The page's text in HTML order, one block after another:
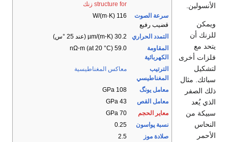
structure for زنك
سرعة الصوت
قضيب رفيع
116 W/(m·K)
التمدد الحراري
30.2 µm/(m⋅K) (عند 25 °س)
المقاومة
الكهربائية
59.0 nΩ⋅m (at 20 °C)
الترتيب
المغناطيسي
معاكس المغناطيسية
معامل يونگ
108 GPa
معامل القص
43 GPa
معاير الحجم
70 GPa
نسبة پواسون
0.25
صلادة موز
2.5
الأنسولين.
ويمكن
للزنك أن
يتحد مع
فلزات أخرى
لتشكيل
سبائك. مثال
ذلك الصفر
الذي يُعد
سبيكة من
النحاس
الأحمر